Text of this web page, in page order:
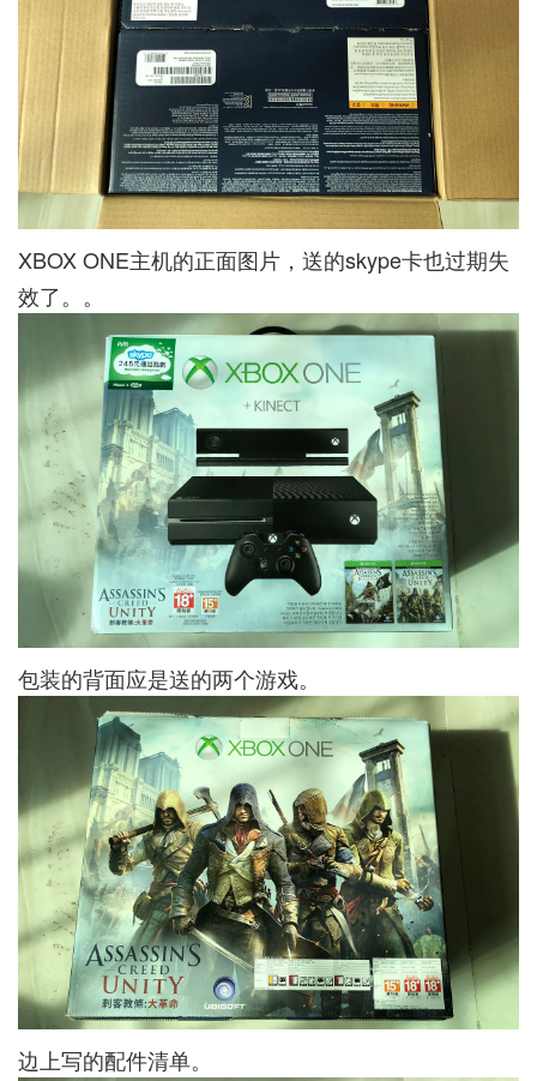
XBOX ONE主机的正面图片，送的skype卡也过期失
效了。。
包装的背面应是送的两个游戏。
边上写的配件清单。